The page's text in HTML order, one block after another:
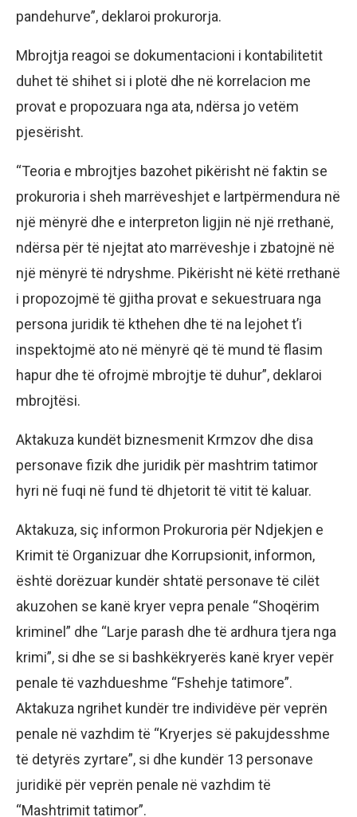
pandehurve”, deklaroi prokurorja.
Mbrojtja reagoi se dokumentacioni i kontabilitetit
duhet të shihet si i plotë dhe në korrelacion me
provat e propozuara nga ata, ndërsa jo vetëm
pjesërisht.
“Teoria e mbrojtjes bazohet pikërisht në faktin se
prokuroria i sheh marrëveshjet e lartpërmendura në
një mënyrë dhe e interpreton ligjin në një rrethanë,
ndërsa për të njejtat ato marrëveshje i zbatojnë në
një mënyrë të ndryshme. Pikërisht në këtë rrethanë
i propozojmë të gjitha provat e sekuestruara nga
persona juridik të kthehen dhe të na lejohet t’i
inspektojmë ato në mënyrë që të mund të flasim
hapur dhe të ofrojmë mbrojtje të duhur”, deklaroi
mbrojtësi.
Aktakuza kundët biznesmenit Krmzov dhe disa
personave fizik dhe juridik për mashtrim tatimor
hyri në fuqi në fund të dhjetorit të vitit të kaluar.
Aktakuza, siç informon Prokuroria për Ndjekjen e
Krimit të Organizuar dhe Korrupsionit, informon,
është dorëzuar kundër shtatë personave të cilët
akuzohen se kanë kryer vepra penale “Shoqërim
kriminel” dhe “Larje parash dhe të ardhura tjera nga
krimi”, si dhe se si bashkëkryerës kanë kryer vepër
penale të vazhdueshme “Fshehje tatimore”.
Aktakuza ngrihet kundër tre individëve për veprën
penale në vazhdim të “Kryerjes së pakujdesshme
të detyrës zyrtare”, si dhe kundër 13 personave
juridikë për veprën penale në vazhdim të
“Mashtrimit tatimor”.